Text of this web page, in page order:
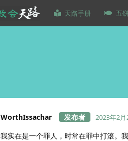
天路手册 五
WorthIssachar 2023年2月
我实在是一个罪人，时常在罪中打滚。